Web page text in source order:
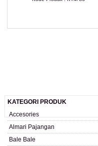
KATEGORI PRODUK
Accesories
Almari Pajangan
Bale Bale